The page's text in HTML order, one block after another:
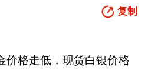
复制
价格走低，现货白银价格